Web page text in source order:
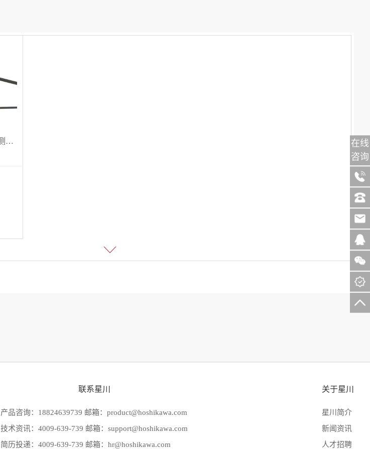
名称：超声波单双张检测传感器
联系星川
产品咨询：18824639739 邮箱：product@hoshikawa.com
技术资讯：4009-639-739 邮箱：support@hoshikawa.com
简历投递：4009-639-739 邮箱：hr@hoshikawa.com
关于星川
星川简介
新闻资讯
人才招聘
在线
咨询